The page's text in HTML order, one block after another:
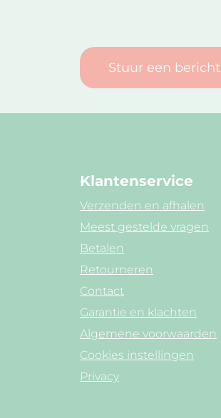
Stuur een bericht
Klantenservice
Verzenden en afhalen
Meest gestelde vragen
Betalen
Retourneren
Contact
Garantie en klachten
Algemene voorwaarden
Cookies instellingen
Privacy